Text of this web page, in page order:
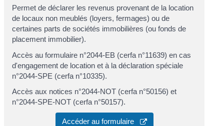
Permet de déclarer les revenus provenant de la location
de locaux non meublés (loyers, fermages) ou de
certaines parts de sociétés immobilières (ou fonds de
placement immobilier).
Accès au formulaire n°2044-EB (cerfa n°11639) en cas
d'engagement de location et à la déclaration spéciale
n°2044-SPE (cerfa n°10335).
Accès aux notices n°2044-NOT (cerfa n°50156) et
n°2044-SPE-NOT (cerfa n°50157).
Accéder au formulaire